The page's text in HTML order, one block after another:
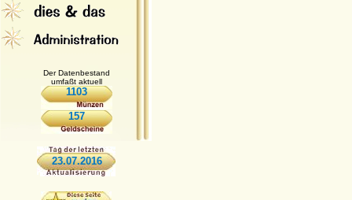
Der Datenbestand
umfaßt aktuell
1103
157
23.07.2016